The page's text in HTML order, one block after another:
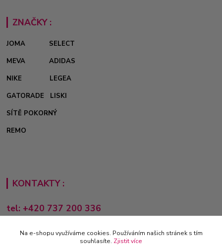
ZNAČKY :
JOMA
SELECT
MEVA
ADIDAS
NIKE
LEGEA
GATORADE
LISKI
SÍTĚ POKORNÝ
REMO
KONTAKTY :
tel: +420 737 200 336
Pondělí-Pátek: 8 - 17 hodin
obchod@e-sporting.cz
Na e-shopu využíváme cookies. Používáním našich stránek s tím
souhlasíte. Zjistit více